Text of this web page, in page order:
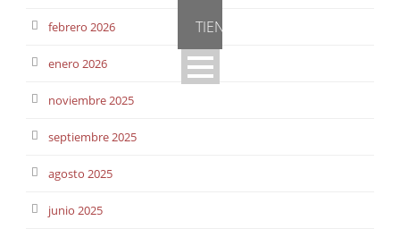
TIENDA
febrero 2026
enero 2026
noviembre 2025
septiembre 2025
agosto 2025
junio 2025